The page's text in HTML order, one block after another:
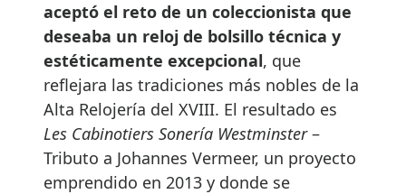
aceptó el reto de un coleccionista que
deseaba un reloj de bolsillo técnica y
estéticamente excepcional, que
reflejara las tradiciones más nobles de la
Alta Relojería del XVIII. El resultado es
Les Cabinotiers Sonería Westminster–
Tributo a Johannes Vermeer, un proyecto
emprendido en 2013 y donde se